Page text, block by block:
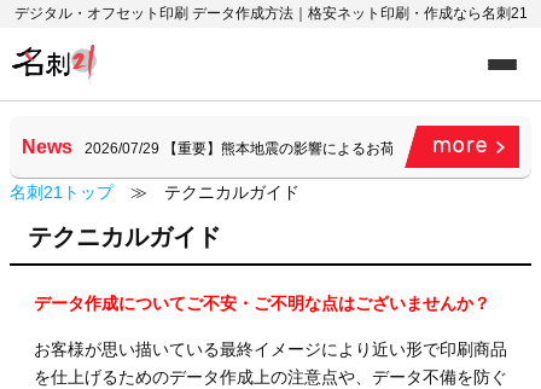
デジタル・オフセット印刷 データ作成方法｜格安ネット印刷・作成なら名刺21
News 2026/07/29
【重要】熊本地震の影響によるお荷物のお届けについて
2026/07/17 【重要】お盆期間中の営業について
2026/07/15
【新機能】Google・LINEアカウントで会員登録・ログ
2026/07/14 【重要】夏季工場メンテナンス実施（7/29〜7/31）およ
名刺21トップ≫ テクニカルガイド
テクニカルガイド
データ作成についてご不安・ご不明な点はございませんか？
お客様が思い描いている最終イメージにより近い形で印刷商品
を仕上げるためのデータ作成上の注意点や、データ不備を防ぐ